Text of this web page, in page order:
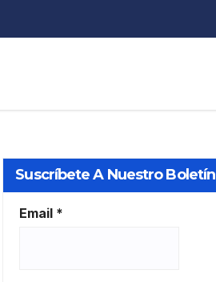
Suscríbete A Nuestro Boletín
Email *